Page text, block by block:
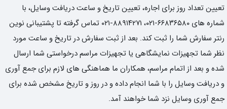
تعیین تعداد روز برای اجاره، تعیین تاریخ و ساعت دریافت وسایل، با
شماره های ۶۶۸۳۶۵۸۰-۰۲۱، ۸۸۹۱۴۲۷۱-۰۲۱ تماس گرفته تا پشتیبانی نوین
رنتر سفارش شما را ثبت کند. بعد از ثبت سفارش در تاریخ و ساعت مورد
نظر شما تجهیزات نمایشگاهی یا تجهیزات مراسم درخواستی شما ارسال
شده و بعد از اتمام مراسم، همکاران ما هماهنگی های لازم برای جمع آوری
و دریافت وسایل را با شما انجام داده و در روز و تاریخ مشخص شده برای
جمع آوری وسایل نزد شما خواهند آمد.